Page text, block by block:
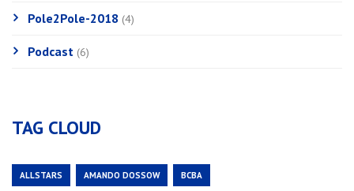
Pole2Pole-2018 (4)
Podcast (6)
TAG CLOUD
ALLSTARS AMANDO DOSSOW BCBA